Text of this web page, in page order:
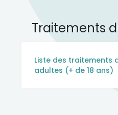
Traitements
Liste des traitements
adultes (+ de 18 ans)